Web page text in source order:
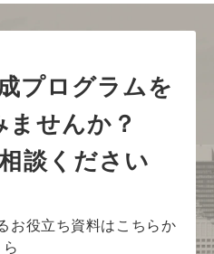
プログラムを
せんか？
談ください
お役立ち資料はこちらか
ら